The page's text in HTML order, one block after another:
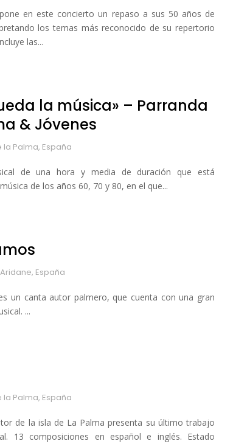
en este concierto un repaso a sus 50 años de
los temas más reconocido de su repertorio
las...
la música» – Parranda
& Jóvenes
la Palma, España
de una hora y media de duración que está
de los años 60, 70 y 80, en el que...
España
un canta autor palmero, que cuenta con una gran
...
la Palma, España
de la isla de La Palma presenta su último trabajo
13 composiciones en español e inglés. Estado